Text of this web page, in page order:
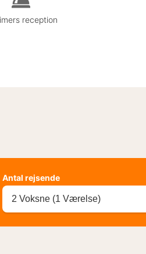
reception
Antal rejsende
2 Voksne (1 Værelse)